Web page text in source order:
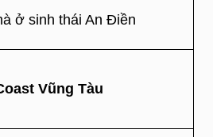
ở sinh thái An Điền
Vũng Tàu